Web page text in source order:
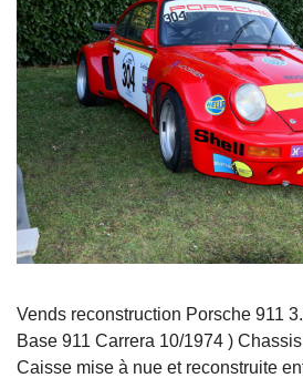
Vends reconstruction Porsche 911
Base 911 Carrera 10/1974 )
Caisse mise à nue et reconstruite